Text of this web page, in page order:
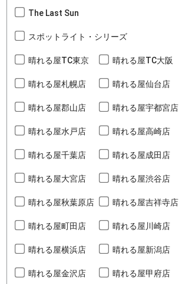
The Last Sun
スポットライト・シリーズ
晴れる屋TC東京 晴れる屋TC大阪
晴れる屋札幌店 晴れる屋仙台店
晴れる屋郡山店 晴れる屋宇都宮店
晴れる屋水戸店 晴れる屋高崎店
晴れる屋千葉店 晴れる屋成田店
晴れる屋大宮店 晴れる屋渋谷店
晴れる屋秋葉原店 晴れる屋吉祥寺店
晴れる屋町田店 晴れる屋川崎店
晴れる屋横浜店 晴れる屋新潟店
晴れる屋金沢店 晴れる屋甲府店